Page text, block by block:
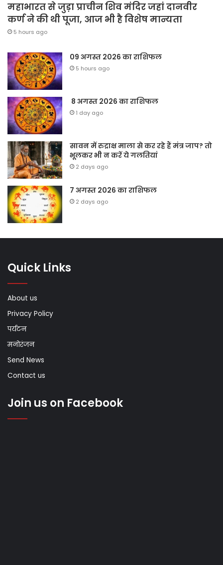
महाभारत से जुड़ा प्राचीन शिव मंदिर जहां दानवीर
कर्ण ने की थी पूजा, आज भी है विशेष मान्यता
5 hours ago
09 अगस्त 2026 का राशिफल
5 hours ago
8 अगस्त 2026 का राशिफल
1 day ago
सावन में रुद्राक्ष माला से कर रहे हैं मंत्र जाप? तो
भूलकर भी न करें ये गलतियां
2 days ago
7 अगस्त 2026 का राशिफल
2 days ago
Quick Links
About us
Privacy Policy
पर्यटन
मनोरंजन
Send News
Contact us
Join us on Facebook